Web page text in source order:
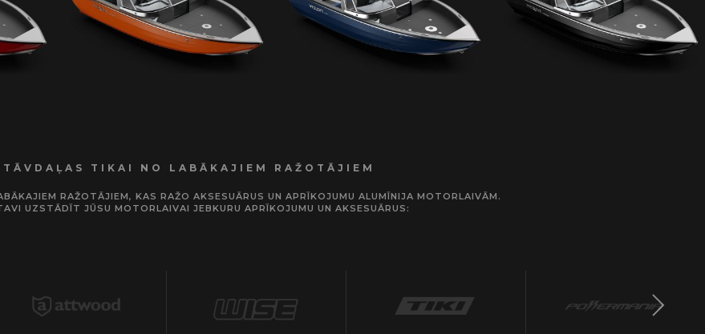
TIKAI NO LABĀKAJIEM RAŽOTĀJIEM
RAŽOTĀJIEM, KAS RAŽO AKSESUĀRUS UN APRĪKOJUMU ALUMĪNIJA MOTORLAIVĀM.
UZSTĀDĪT JŪSU MOTORLAIVAI JEBKURU APRĪKOJUMU UN AKSESUĀRUS: